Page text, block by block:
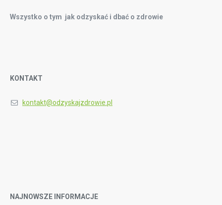
Wszystko o tym jak odzyskać i dbać o zdrowie
KONTAKT
kontakt@odzyskajzdrowie.pl
NAJNOWSZE INFORMACJE